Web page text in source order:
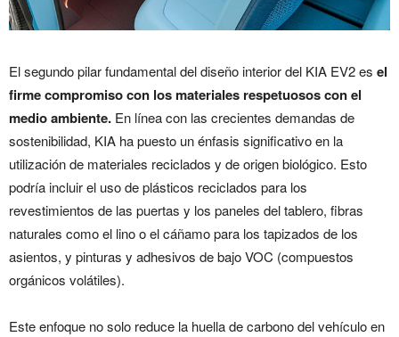
El segundo pilar fundamental del diseño interior del KIA EV2 es el
firme compromiso con los materiales respetuosos con el
medio ambiente. En línea con las crecientes demandas de
sostenibilidad, KIA ha puesto un énfasis significativo en la
utilización de materiales reciclados y de origen biológico. Esto
podría incluir el uso de plásticos reciclados para los
revestimientos de las puertas y los paneles del tablero, fibras
naturales como el lino o el cáñamo para los tapizados de los
asientos, y pinturas y adhesivos de bajo VOC (compuestos
orgánicos volátiles).
Este enfoque no solo reduce la huella de carbono del vehículo en